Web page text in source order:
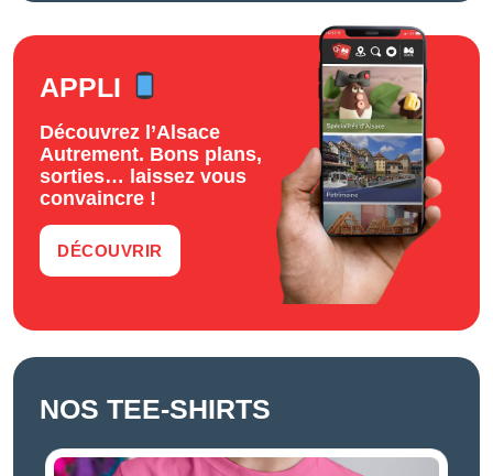
APPLI
Découvrez l’Alsace
Autrement. Bons plans,
sorties… laissez vous
convaincre !
DÉCOUVRIR
NOS TEE-SHIRTS